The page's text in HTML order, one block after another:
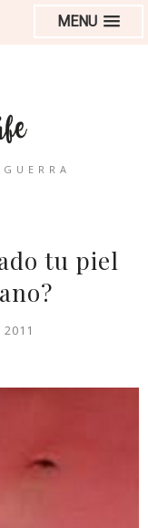
MENU
tu piel
2011